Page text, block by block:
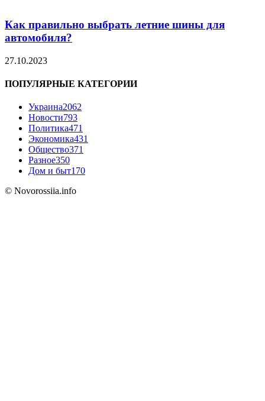
Как правильно выбрать летние шины для
автомобиля?
27.10.2023
ПОПУЛЯРНЫЕ КАТЕГОРИИ
Украина2062
Новости793
Политика471
Экономика431
Общество371
Разное350
Дом и быт170
© Novorossiia.info